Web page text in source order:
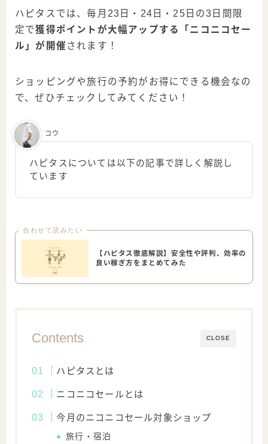
ハピタスでは、毎月23日・24日・25日の3日間限
定で獲得ポイントが大幅アップする「ニコニコセー
ル」が開催 されます！
ショッピングや旅行の予約がお得にできる機会なの
で、ぜひチェックしてみてください！
ハピタスについては以下の記事で詳しく解説し
ています
コウ
合わせて読みたい
【ハピタス徹底解説】安全性や評判、効率の
良い稼ぎ方をまとめてみた
CLOSE
Contents
ハピタスとは
ニコニコセールとは
今月のニコニコセール対象ショップ
旅行・宿泊